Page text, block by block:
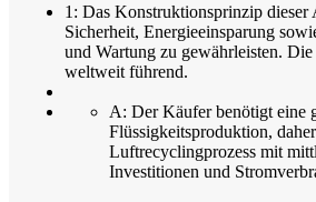
1: Das Konstruktionsprinzip dieser
Sicherheit, Energieeinsparung
und Wartung zu gewährleisten.
weltweit führend.
A: Der Käufer benötigt eine
Flüssigkeitsproduktion,
Luftrecyclingprozess mit
Investitionen und